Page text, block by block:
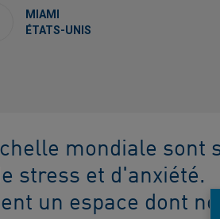
MIAMI
ÉTATS-UNIS
mondiale sont
stress et d'anxiété.
un espace dont